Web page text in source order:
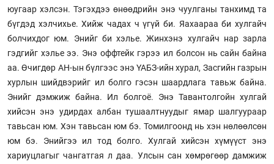
юугаар хэлсэн. Тэгэхдээ өнөөдрийн энэ чуулганы танхимд та
бүгдэд хэлчихье. Хийж чадах ч үгүй би. Яахаараа би хулгайч
болчихдог юм. Энийг би хэлье. Жинхэнэ хулгайч нар зарла
гэдгийг хэлье ээ. Энэ оффтейк гэрээ ил болсон нь сайн байна
аа. Өчигдөр АН-ын бүлгээс энэ ҮАБЗ-ийн хурал, Засгийн газрын
хурлын шийдвэрийг ил болго гэсэн шаардлага тавьж байна.
Энийг дэмжиж байна. Ил болгоё. Энэ Тавантолгойн хулгай
хийсэн энэ удирдах албан тушаалтнуудыг ямар шалгуураар
тавьсан юм. Хэн тавьсан юм бэ. Томилгоонд нь хэн нөлөөлсөн
юм бэ. Энийгээ ил тод болго. Хулгай хийсэн хүмүүст энэ
хариуцлагыг чангатгая л даа. Улсын сан хөмрөгөөр дамжиж